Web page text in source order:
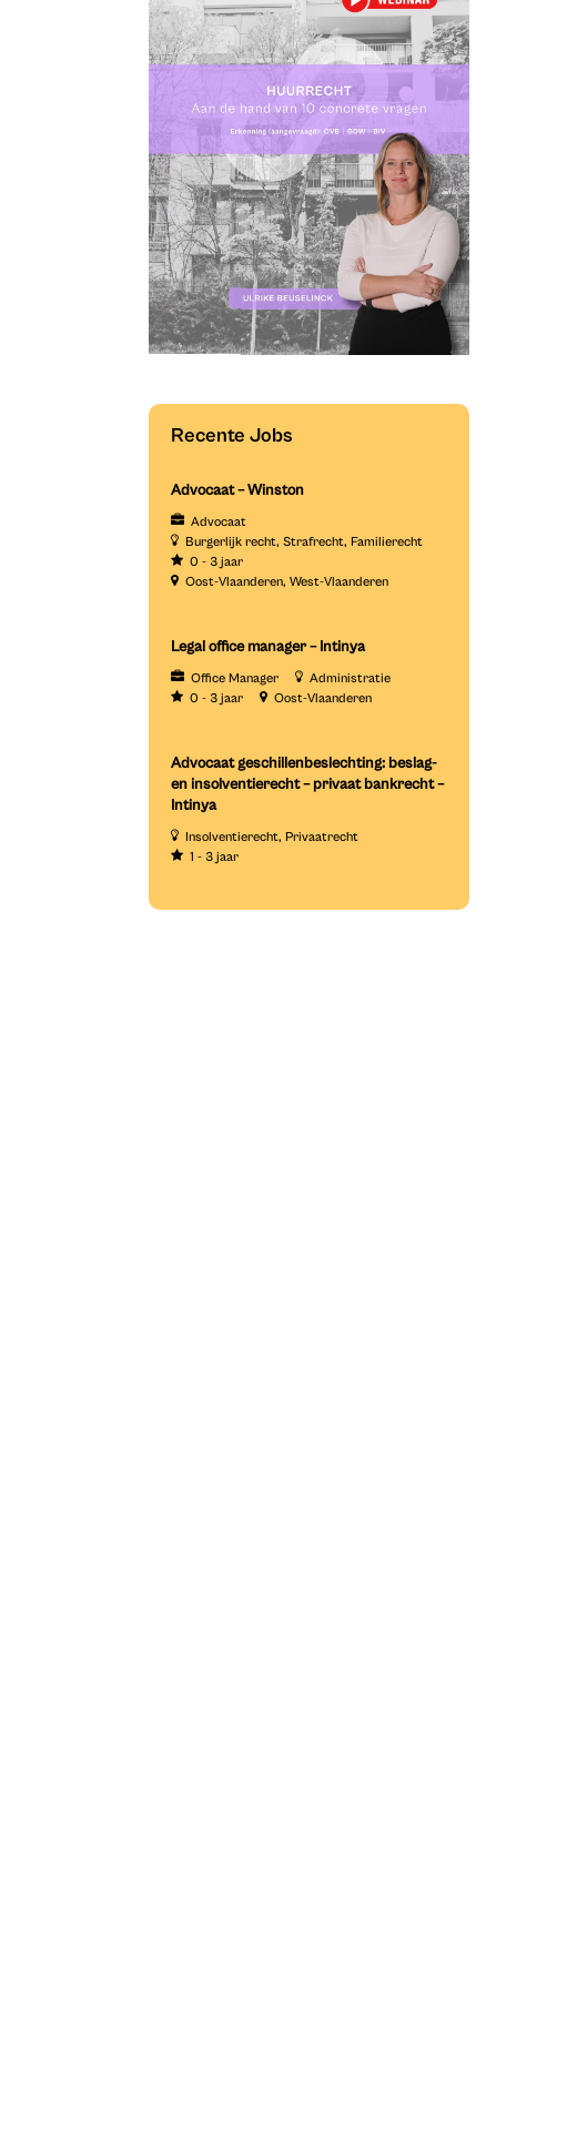
Recente Jobs
Advocaat – Winston
Advocaat
Burgerlijk recht Strafrecht Familierecht
0 - 3 jaar
Oost-Vlaanderen West-Vlaanderen
Legal office manager – Intinya
Office Manager
Administratie
0 - 3 jaar
Oost-Vlaanderen
Advocaat geschillenbeslechting: beslag-
en insolventierecht – privaat bankrecht –
Intinya
Insolventierecht Privaatrecht
1 - 3 jaar